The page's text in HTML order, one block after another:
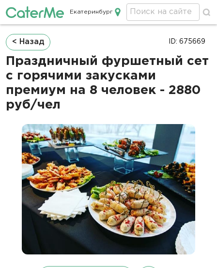
Кейтеринг в Екатеринбурге
Екатеринбург
Строка
навигации
< Назад
Праздничный фуршетный сет
с горячими закусками
премиум на 8 человек - 2880
руб/чел
ID: 675669